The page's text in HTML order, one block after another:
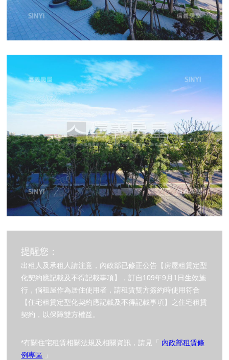
提醒您：
出租人及承租人請注意，內政部已修正公告【房屋租賃定型
化契約應記載及不得記載事項】，訂自109年9月1日生效施
行，倘租屋作為居住使用者，請租賃雙方簽約時使用符合
【住宅租賃定型化契約應記載及不得記載事項】之住宅租賃
契約，以保障雙方權益。
*有關住宅租賃相關法規及相關資訊，請見「 內政部租賃條
例專區 」